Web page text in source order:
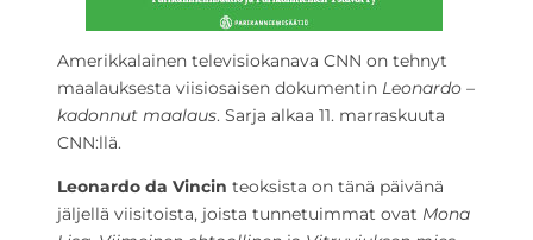
Amerikkalainen televisiokanava CNN on tehnyt
maalauksesta viisiosaisen dokumentin Leonardo –
kadonnut maalaus. Sarja alkaa 11. marraskuuta
CNN:llä.
Leonardo da Vincin teoksista on tänä päivänä
jäljellä viisitoista, joista tunnetuimmat ovat Mona